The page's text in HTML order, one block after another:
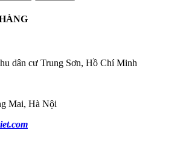
dân cư Trung Sơn, Hồ Chí Minh
Mai, Hà Nội